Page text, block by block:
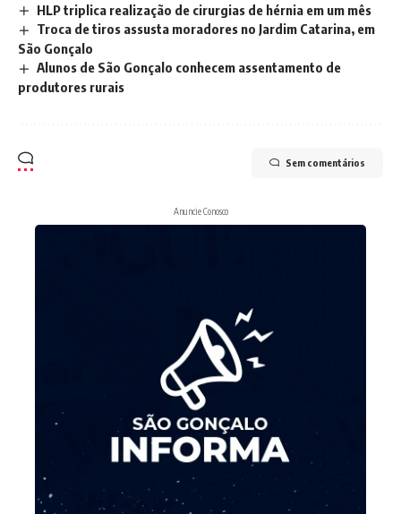
HLP triplica realização de cirurgias de hérnia em um mês
Troca de tiros assusta moradores no Jardim Catarina, em
São Gonçalo
Alunos de São Gonçalo conhecem assentamento de
produtores rurais
Sem comentários
Anuncie Conosco